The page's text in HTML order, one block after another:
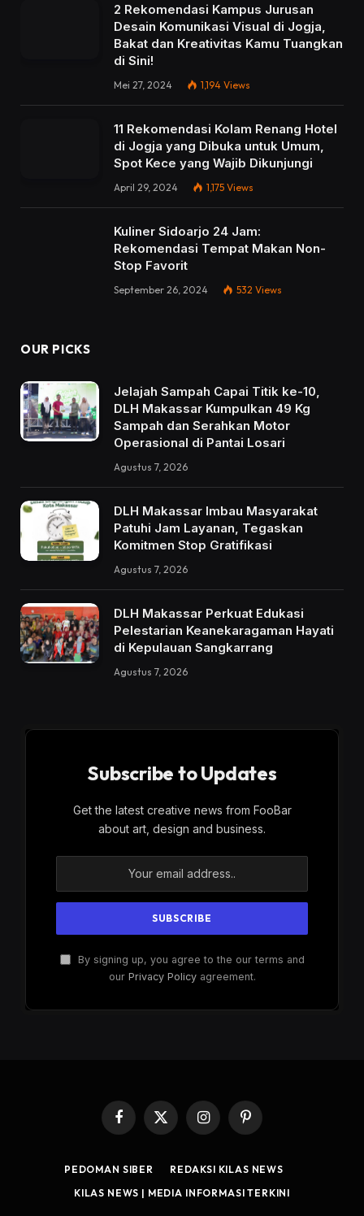
2 Rekomendasi Kampus Jurusan
Desain Komunikasi Visual di Jogja,
Bakat dan Kreativitas Kamu Tuangkan
di Sini!
Mei 27, 2024 1,194 Views
11 Rekomendasi Kolam Renang Hotel
di Jogja yang Dibuka untuk Umum,
Spot Kece yang Wajib Dikunjungi
April 29, 2024 1,175 Views
Kuliner Sidoarjo 24 Jam:
Rekomendasi Tempat Makan Non-
Stop Favorit
September 26, 2024 532 Views
OUR PICKS
Jelajah Sampah Capai Titik ke-10,
DLH Makassar Kumpulkan 49 Kg
Sampah dan Serahkan Motor
Operasional di Pantai Losari
Agustus 7, 2026
DLH Makassar Imbau Masyarakat
Patuhi Jam Layanan, Tegaskan
Komitmen Stop Gratifikasi
Agustus 7, 2026
DLH Makassar Perkuat Edukasi
Pelestarian Keanekaragaman Hayati
di Kepulauan Sangkarrang
Agustus 7, 2026
Subscribe to Updates
Get the latest creative news from FooBar
about art, design and business.
By signing up, you agree to the our terms and
our Privacy Policyagreement.
Facebook
X
(Twitter)
InstagramPinterest
PEDOMAN SIBER
REDAKSI KILAS NEWS
KILAS NEWS | MEDIA INFORMASI TERKINI